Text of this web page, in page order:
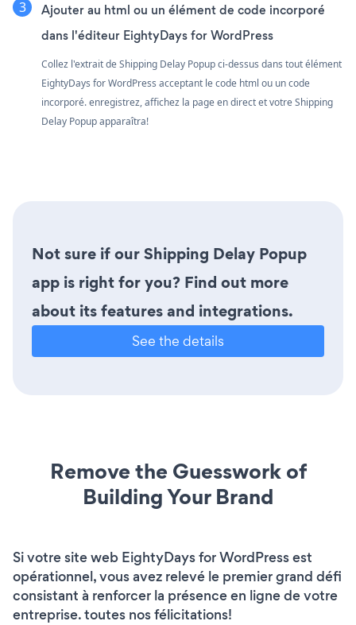
Ajouter au html ou un élément de code incorporé
dans l'éditeur EightyDays for WordPress
Collez l'extrait de Shipping Delay Popup ci-dessus dans tout élément
EightyDays for WordPress acceptant le code html ou un code
incorporé. enregistrez, affichez la page en direct et votre Shipping
Delay Popup apparaîtra!
Not sure if our Shipping Delay Popup
app is right for you? Find out more
about its features and integrations.
See the details
Remove the Guesswork of
Building Your Brand
Si votre site web EightyDays for WordPress est
opérationnel, vous avez relevé le premier grand défi
consistant à renforcer la présence en ligne de votre
entreprise. toutes nos félicitations!